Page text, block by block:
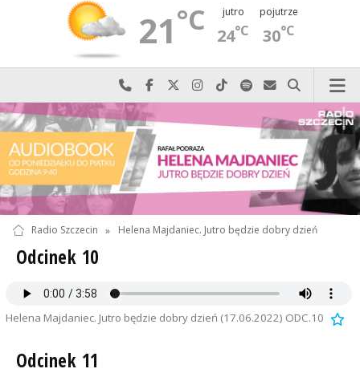
21°C jutro
24°C
pojutrze
30°C
Najlepiej po prostu do nas zadzwoń
Odwiedź nas na Facebook-u
Odwiedź nas na X
Odwiedź nas na Instagram-ie
Odwiedź nas na TikTok-u
Szukaj nas na Spotify
Wyślij do nas
Szukaj
Radio Szczecin » Helena Majdaniec. Jutro będzie dobry dzień
Odcinek 10
Helena Majdaniec. Jutro będzie dobry dzień (17.06.2022) ODC.10
Odcinek 11